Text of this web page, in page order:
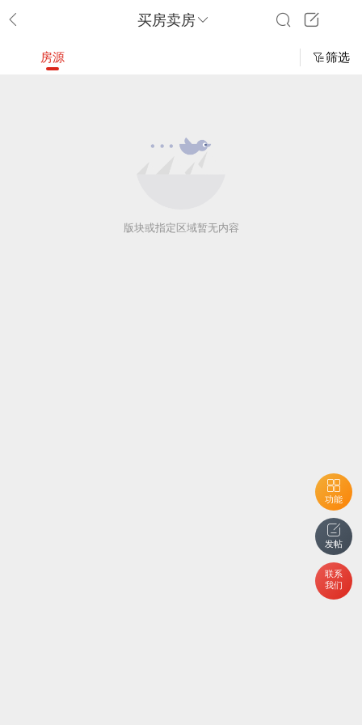
买房卖房
功能
发帖
联系
我们
房源 筛选
版块或指定区域暂无内容